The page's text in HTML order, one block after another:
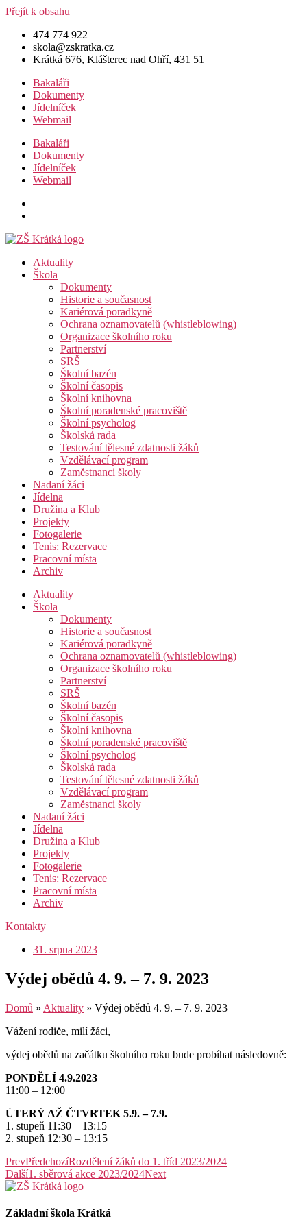
Přejít k obsahu
474 774 922
skola@zskratka.cz
Krátká 676, Klášterec nad Ohří, 431 51
Bakaláři
Dokumenty
Jídelníček
Webmail
Bakaláři
Dokumenty
Jídelníček
Webmail
Aktuality
Škola
Dokumenty
Historie a současnost
Kariérová poradkyně
Ochrana oznamovatelů (whistleblowing)
Organizace školního roku
Partnerství
SRŠ
Školní bazén
Školní časopis
Školní knihovna
Školní poradenské pracoviště
Školní psycholog
Školská rada
Testování tělesné zdatnosti žáků
Vzdělávací program
Zaměstnanci školy
Nadaní žáci
Jídelna
Družina a Klub
Projekty
Fotogalerie
Tenis: Rezervace
Pracovní místa
Archiv
Aktuality
Škola
Dokumenty
Historie a současnost
Kariérová poradkyně
Ochrana oznamovatelů (whistleblowing)
Organizace školního roku
Partnerství
SRŠ
Školní bazén
Školní časopis
Školní knihovna
Školní poradenské pracoviště
Školní psycholog
Školská rada
Testování tělesné zdatnosti žáků
Vzdělávací program
Zaměstnanci školy
Nadaní žáci
Jídelna
Družina a Klub
Projekty
Fotogalerie
Tenis: Rezervace
Pracovní místa
Archiv
Kontakty
31. srpna 2023
Výdej obědů 4. 9. – 7. 9. 2023
Domů » Aktuality » Výdej obědů 4. 9. – 7. 9. 2023
Vážení rodiče, milí žáci,
výdej obědů na začátku školního roku bude probíhat následovně:
PONDĚLÍ 4.9.2023
11:00 – 12:00
ÚTERÝ AŽ ČTVRTEK 5.9. – 7.9.
1. stupeň 11:30 – 13:15
2. stupeň 12:30 – 13:15
PrevPředchozíRozdělení žáků do 1. tříd 2023/2024
Další1. sběrová akce 2023/2024Next
Základní škola Krátká